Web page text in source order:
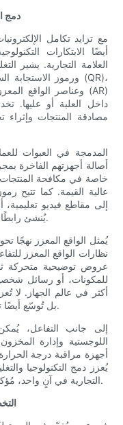
دمج
مع تزايد تكامل
أيضًا الابتكارات
العلامة التجارية. يشير
داخل العلبة أو عليها.
مصادقة المنتجات وإثراء
أصالة أجهزتهم الفاخرة
خاصة في مكافحة المنتجات
عالية القيمة. كما تتيح
إلى مقاطع فيديو
يُنشئ رابطًا سلسًا بين العبوات المادية والموارد الرقمية.
يُمثل الواقع المعزز نهجًا
نظارات الواقع المعزز
عروض توضيحية متحركة
للمكونات، أو رسائل
أكثر في عالم الجهاز. لا
بل تُوسّع أيضًا تجربة العلامة التجارية لما بعد الشراء الأولي.
إلى جانب التفاعل،
اللوجستية وإدارة
أجهزة مراقبة درجة
يُعزز دمج التكنولوجيا
التجارية في آنٍ واحد، مُؤكدًا بذلك المكانة المتميزة للأجهزة الإلكترونية.